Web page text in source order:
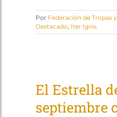
Por Federación de Tropas
Destacado, Iter Ignis
El Estrella
septiembre